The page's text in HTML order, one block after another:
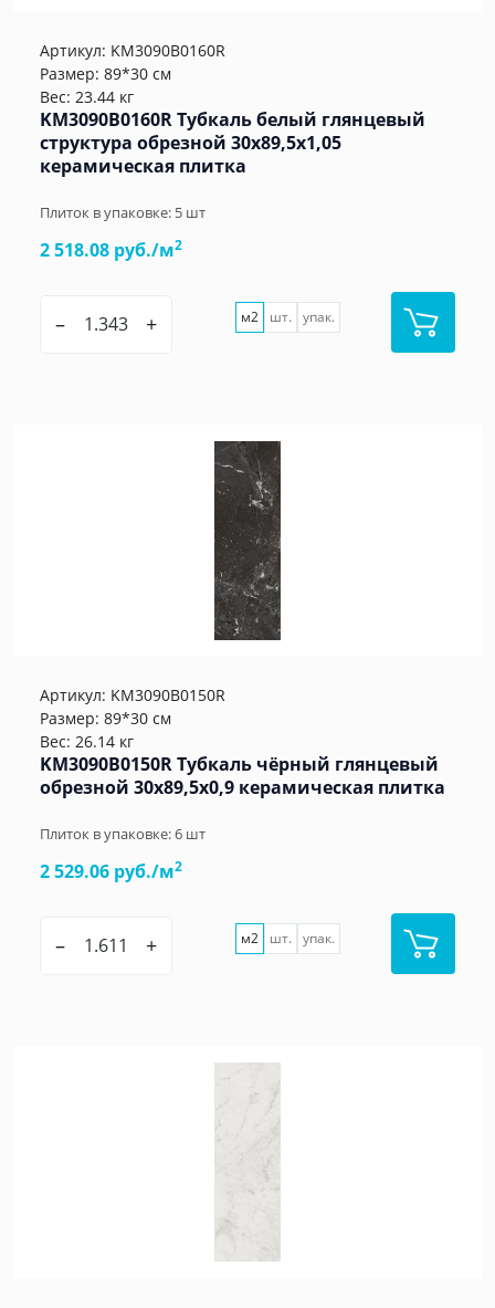
Артикул: KM3090B0160R
Размер: 89*30 см
Вес: 23.44 кг
KM3090B0160R Тубкаль белый глянцевый
структура обрезной 30x89,5x1,05
керамическая плитка
Плиток в упаковке: 5 шт
2 518.08 руб./м2
– + м2 шт. упак.
Артикул: KM3090B0150R
Размер: 89*30 см
Вес: 26.14 кг
KM3090B0150R Тубкаль чёрный глянцевый
обрезной 30x89,5x0,9 керамическая плитка
Плиток в упаковке:6 шт
2 529.06 руб./м2
– + м2 шт. упак.